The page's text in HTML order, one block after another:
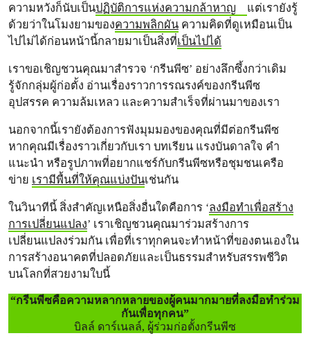
ความหวังก็นับเป็นปฏิบัติการแห่งความกล้าหาญ
แต่เรายังรู้
ด้วยว่าในโมงยามของความพลิกผัน ความคิดที่ดูเหมือนเป็น
ไปไม่ได้ก่อนหน้านี้กลายมาเป็นสิ่งที่เป็นไปได้
เราขอเชิญชวนคุณมาสำรวจ ‘กรีนพีซ’ อย่างลึกซึ้งกว่าเดิม
รู้จักกลุ่มผู้ก่อตั้ง อ่านเรื่องราวการรณรงค์ของกรีนพีซ
อุปสรรค ความล้มเหลว และความสำเร็จที่ผ่านมาของเรา
นอกจากนี้เรายังต้องการฟังมุมมองของคุณที่มีต่อกรีนพีซ
หากคุณมีเรื่องราวเกี่ยวกับเรา บทเรียน แรงบันดาลใจ คำ
แนะนำ หรือรูปภาพที่อยากแชร์กับกรีนพีซหรือชุมชนเครือ
ข่าย เรามีพื้นที่ให้คุณแบ่งปันเช่นกัน
ในวินาทีนี้ สิ่งสำคัญเหนือสิ่งอื่นใดคือการ ‘ลงมือทำเพื่อสร้าง
การเปลี่ยนแปลง’ เราเชิญชวนคุณมาร่วมสร้างการ
เปลี่ยนแปลงร่วมกัน เพื่อที่เราทุกคนจะทำหน้าที่ของตนเองใน
การสร้างอนาคตที่ปลอดภัยและเป็นธรรมสำหรับสรรพชีวิต
บนโลกที่สวยงามใบนี้
“กรีนพีซคือความหลากหลายของผู้คนมากมายที่ลงมือทำร่วม
กันเพื่อทุกคน”
บิลล์ ดาร์เนลล์, ผู้ร่วมก่อตั้งกรีนพีซ